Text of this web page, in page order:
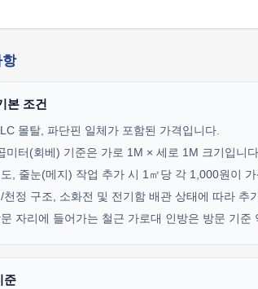
본 조건
몰탈, 파단핀 일체가 포함된 가격입니다.
미터(회베) 기준은 가로 1M × 세로 1M 크기입니다.
, 줄눈(메지) 작업 추가 시 1㎡당 각 1,000원이 가
천정 구조, 소화전 및 전기함 배관 상태에 따라 추
자리에 들어가는 철근 가로대 인방은 방문 기준
준